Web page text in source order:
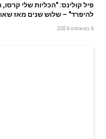
פיל קולינס: "הכליות שלי
להיפרד" – שלוש שנים מאז
6 באוגוסט 2026